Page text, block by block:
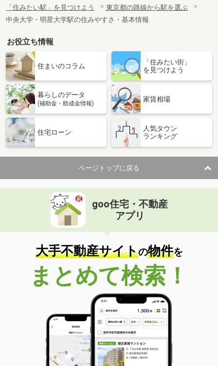
「住みたい駅」を見つけよう
東京都の路線から駅を選ぶ
中央大学・明星大学駅の住みやすさ・基本情報
お役立ち情報
住まいのコラム
「住みたい街」
を見つけよう
暮らしのデータ
(補助金・助成金情報)
家賃相場
住宅ローン
人気タウン
ランキング
ページトップに戻る
goo住宅・不動産
アプリ
大手不動産サイトの物件を
まとめて検索！